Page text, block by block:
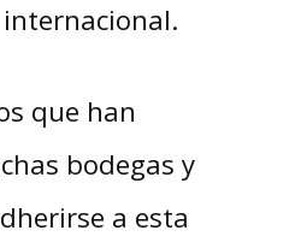
que han
bodegas y
a esta